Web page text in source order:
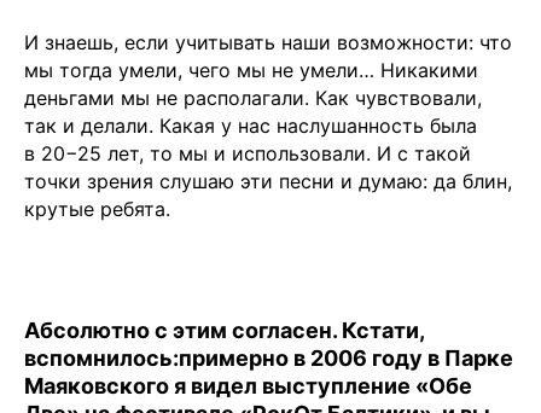
И знаешь, если учитывать наши возможности: что
мы тогда умели, чего мы не умели… Никакими
деньгами мы не располагали. Как чувствовали,
так и делали. Какая у нас наслушанность была
в 20−25 лет, то мы и использовали. И с такой
точки зрения слушаю эти песни и думаю: да блин,
крутые ребята.
Абсолютно с этим согласен. Кстати,
вспомнилось:примерно в 2006 году в Парке
Маяковского я видел выступление «Обе